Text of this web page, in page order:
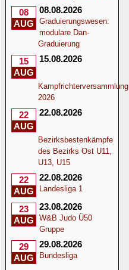
08
AUG
08.08.2026
Graduierungswesen:
modulare Dan-
Graduierung
15
AUG
15.08.2026
Kampfrichterversammlung
2026
22
AUG
22.08.2026
Bezirksbestenkämpfe
des Bezirks Ost U11,
U13, U15
22
AUG
22.08.2026
Landesliga 1
23
AUG
23.08.2026
W&B Judo Ü50
Gruppe
29
AUG
29.08.2026
Bundesliga